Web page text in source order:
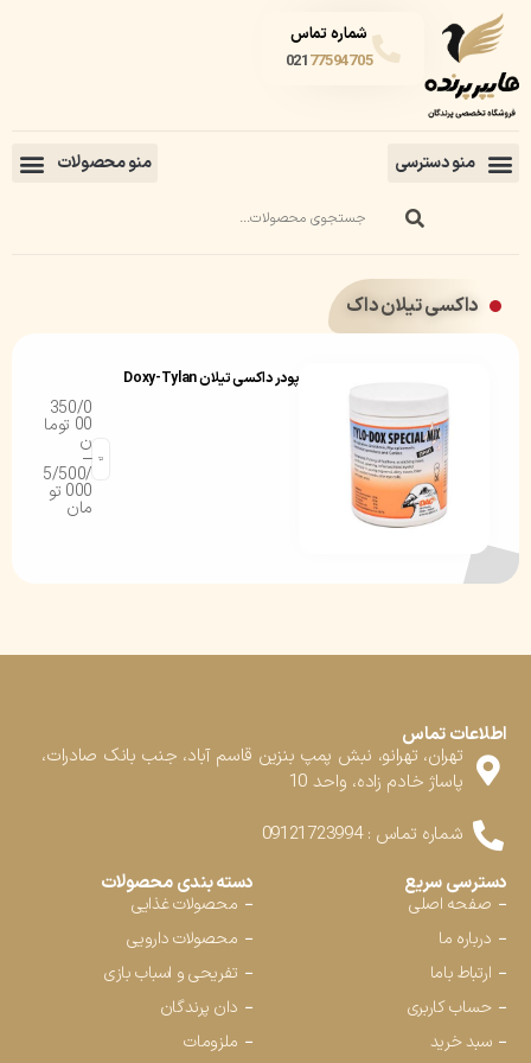
شماره تماس
02177594705
داکسی تیلان داک
پودر داکسی تیلان Doxy-Tylan
350/0
00 توما
ن
–
5/500/
000 تو
مان
اطلاعات تماس
تهران، تهرانو، نبش پمپ بنزین قاسم آباد، جنب بانک صادرات،
پاساژ خادم زاده، واحد 10
شماره تماس : 09121723994
دسترسی سریع
صفحه اصلی
درباره ما
ارتباط باما
حساب کاربری
سبد خرید
دسته بندی محصولات
محصولات غذایی
محصولات دارویی
تفریحی و اسباب بازی
دان پرندگان
ملزومات